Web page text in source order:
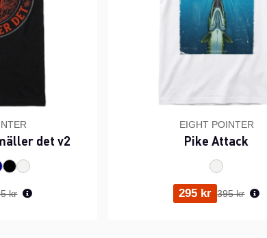
det v2
pris:
kr
EIGHT POINTER
Pike Attack
295 kr Ordinarie
395 kr